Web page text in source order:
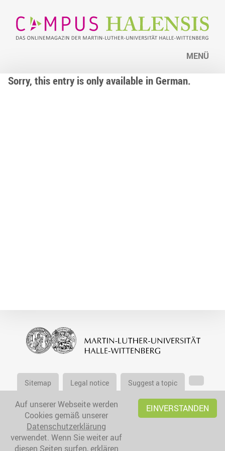
MENÜ
Sorry, this entry is only available in German.
Sitemap Legal notice Suggest a topic
Auf unserer Webseite werden
Cookies gemäß unserer
Datenschutzerklärung
verwendet. Wenn Sie weiter auf
diesen Seiten surfen, erklären
EINVERSTANDEN